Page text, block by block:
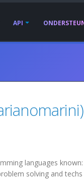
API
languages
solving and